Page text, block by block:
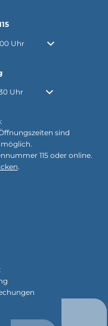
oder Schließzeiten
Uhr Von 08:00 bis
oder Schließzeiten
Uhr Von 07:30 bis 16:30
:
sind
115 oder online.
.